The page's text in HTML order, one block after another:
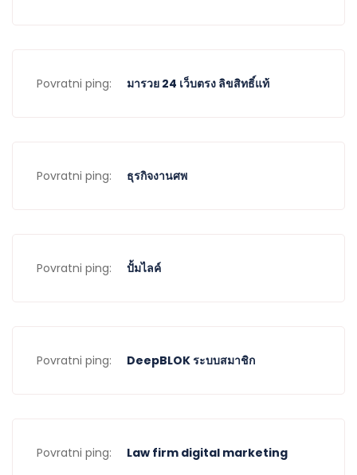
Povratni ping: มารวย 24 เว็บตรง ลิขสิทธิ์แท้
Povratni ping: ธุรกิจงานศพ
Povratni ping: ปั้มไลค์
Povratni ping: DeepBLOK ระบบสมาชิก
Povratni ping: Law firm digital marketing